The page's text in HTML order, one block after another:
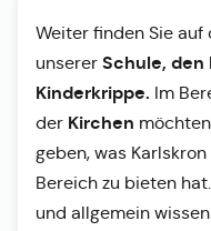
Weiter finden Sie auf
unserer Schule, den
Kinderkrippe. Im
der Kirchen
geben, was
Bereich zu bieten
und allgemein